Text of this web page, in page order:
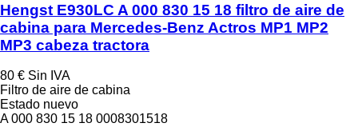
Hengst E930LC A 000 830 15 18 filtro de aire de
cabina para Mercedes-Benz Actros MP1 MP2
MP3 cabeza tractora
80 € Sin IVA
Filtro de aire de cabina
Estado nuevo
A 000 830 15 18 0008301518